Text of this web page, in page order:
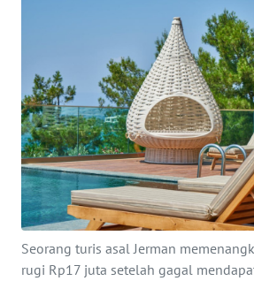
Seorang turis asal Jerman
rugi Rp17 juta setelah gagal
KESEHATAN
INTERNASIONAL
SERBA-SERBI
PENDIDIKAN